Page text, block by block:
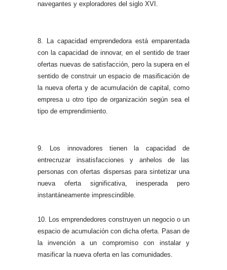
navegantes y exploradores del siglo XVI.
8. La capacidad emprendedora está emparentada
con la capacidad de innovar, en el sentido de traer
ofertas nuevas de satisfacción, pero la supera en el
sentido de construir un espacio de masificación de
la nueva oferta y de acumulación de capital, como
empresa u otro tipo de organización según sea el
tipo de emprendimiento.
9. Los innovadores tienen la capacidad de
entrecruzar insatisfacciones y anhelos de las
personas con ofertas dispersas para sintetizar una
nueva oferta significativa, inesperada pero
instantáneamente imprescindible.
10. Los emprendedores construyen un negocio o un
espacio de acumulación con dicha oferta. Pasan de
la invención a un compromiso con instalar y
masificar la nueva oferta en las comunidades.